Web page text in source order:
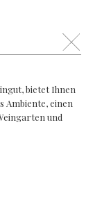
bietet Ihnen
Ambiente, einen
und